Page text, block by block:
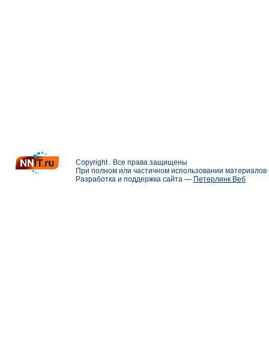
Copyright . Все права защищены
При полном или частичном использовании
Разработка и поддержка сайта — Петерлинк Веб